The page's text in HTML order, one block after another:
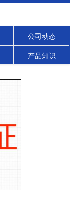
公司动态
产品知识